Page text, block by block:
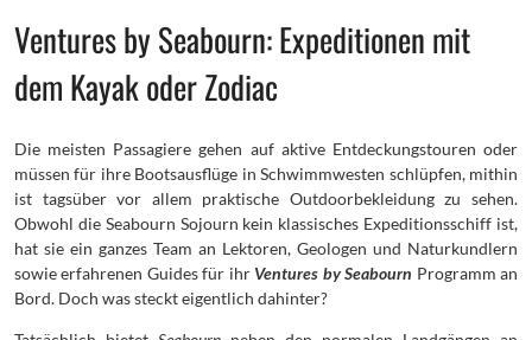
Ventures by Seabourn: Expeditionen mit
dem Kayak oder Zodiac
Die meisten Passagiere gehen auf aktive Entdeckungstouren oder
müssen für ihre Bootsausflüge in Schwimmwesten schlüpfen, mithin
ist tagsüber vor allem praktische Outdoorbekleidung zu sehen.
Obwohl die Seabourn Sojourn kein klassisches Expeditionsschiff ist,
hat sie ein ganzes Team an Lektoren, Geologen und Naturkundlern
sowie erfahrenen Guides für ihr Ventures by Seabourn Programm an
Bord. Doch was steckt eigentlich dahinter?